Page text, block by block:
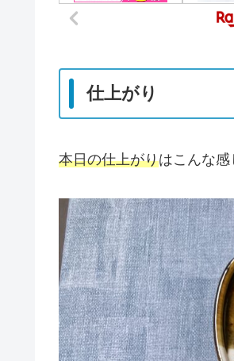
仕上がり
本日の仕上がりはこんな感